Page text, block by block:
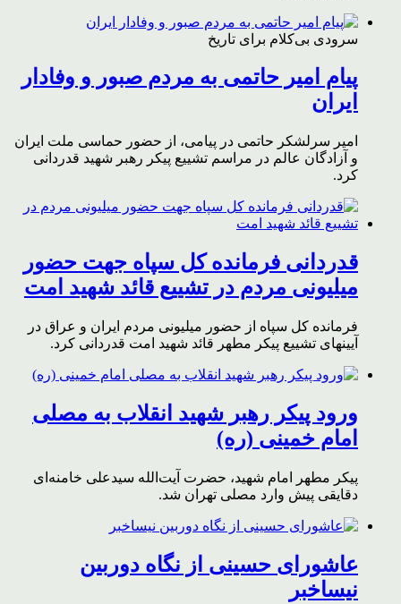
سرودی بی‌کلام برای تاریخ
پیام امیر حاتمی به مردم صبور و وفادار
ایران
امیر سرلشکر حاتمی در پیامی، از حضور حماسی ملت ایران
و آزادگان عالم در مراسم تشییع پیکر رهبر شهید قدردانی
کرد.
قدردانی فرمانده کل سپاه جهت حضور
میلیونی مردم در تشییع قائد شهید امت
فرمانده کل سپاه از حضور میلیونی مردم ایران و عراق در
آیینهای تشییع پیکر مطهر قائد شهید امت قدردانی کرد.
ورود پیکر رهبر شهید انقلاب به مصلی
امام خمینی (ره)
پیکر مطهر امام شهید،‌ حضرت آیت‌الله سیدعلی خامنه‌ای
دقایقی پیش وارد مصلی تهران شد.
عاشورای حسینی از نگاه دوربین
نیساخبر